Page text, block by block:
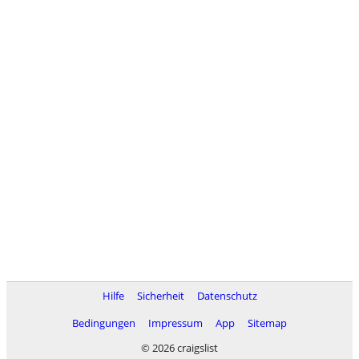
Hilfe Sicherheit
Datenschutz
Bedingungen
Impressum App
Sitemap
© 2026 craigslist